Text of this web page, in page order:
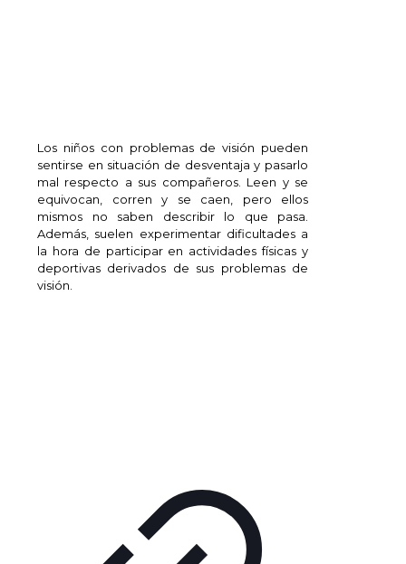
Los niños con problemas de visión pueden
sentirse en situación de desventaja y pasarlo
mal respecto a sus compañeros. Leen y se
equivocan, corren y se caen, pero ellos
mismos no saben describir lo que pasa.
Además, suelen experimentar dificultades a
la hora de participar en actividades físicas y
deportivas derivados de sus problemas de
visión.